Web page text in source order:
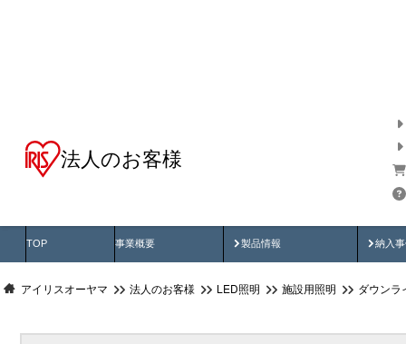
法人のお客様
TOP 事業概要 製品情報
製品動画 納入
納
アイリスオーヤマ 法人のお客様 LED照明 施設用照明 ダウンラ